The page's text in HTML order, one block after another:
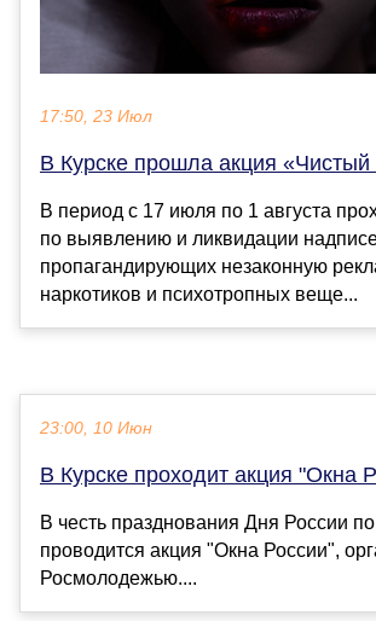
17:50, 23 Июл
В Курске прошла акция «Чистый
В период с 17 июля по 1 августа
по выявлению и ликвидации
пропагандирующих незаконную
наркотиков и психотропных веще...
23:00, 10 Июн
В Курске проходит акция "Окна
В честь празднования Дня России
проводится акция "Окна России",
Росмолодежью....